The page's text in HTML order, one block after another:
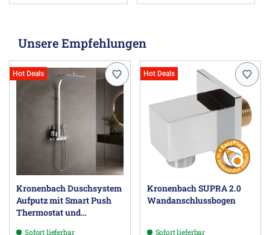
Unsere Empfehlungen
Hot Deals
Kronenbach Duschsystem
Aufputz mit Smart Push
Thermostat und
Sofort lieferbar
Hot Deals
Kronenbach SUPRA 2.0
Wandanschlussbogen
Sofort lieferbar